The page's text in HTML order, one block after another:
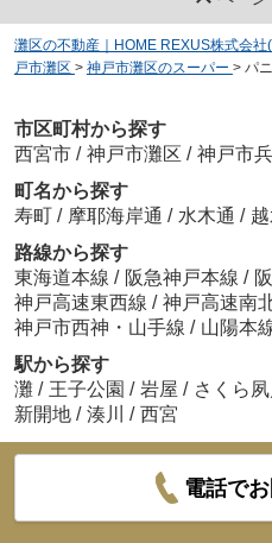
灘区の不動産｜HOME REXUS株式会社
戸市灘区 > 神戸市灘区のスーパー > パ
市区町村から探す
西宮市 / 神戸市灘区 / 神戸市
町名から探す
寿町 / 摩耶海岸通 / 水木通 /
路線から探す
東海道本線 / 阪急神戸本線 /
神戸高速東西線 / 神戸高速南
神戸市西神・山手線 / 山陽本
駅から探す
灘 / 王子公園 / 岩屋 / さくら夙
新開地 / 湊川 / 西宮
電話で